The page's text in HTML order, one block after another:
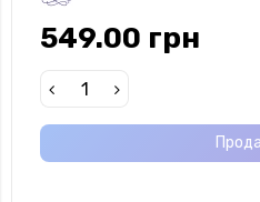
549.00 грн